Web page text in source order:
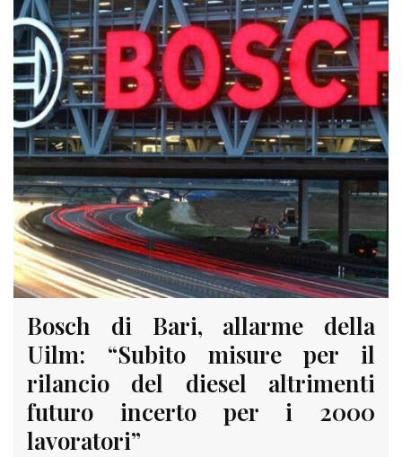
Bosch di Bari, allarme della
Uilm: “Subito misure per il
rilancio del diesel altrimenti
futuro incerto per i 2000
lavoratori”